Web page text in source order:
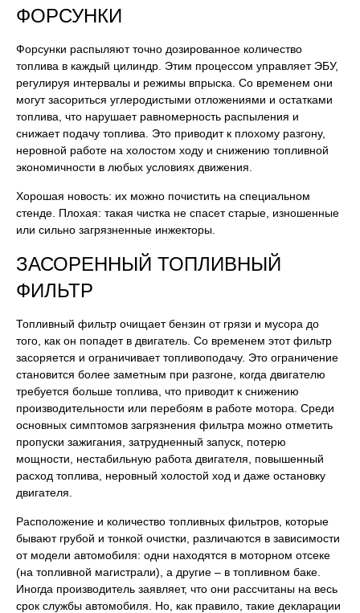
ФОРСУНКИ
Форсунки распыляют точно дозированное количество
топлива в каждый цилиндр. Этим процессом управляет ЭБУ,
регулируя интервалы и режимы впрыска. Со временем они
могут засориться углеродистыми отложениями и остатками
топлива, что нарушает равномерность распыления и
снижает подачу топлива. Это приводит к плохому разгону,
неровной работе на холостом ходу и снижению топливной
экономичности в любых условиях движения.
Хорошая новость: их можно почистить на специальном
стенде. Плохая: такая чистка не спасет старые, изношенные
или сильно загрязненные инжекторы.
ЗАСОРЕННЫЙ ТОПЛИВНЫЙ
ФИЛЬТР
Топливный фильтр очищает бензин от грязи и мусора до
того, как он попадет в двигатель. Со временем этот фильтр
засоряется и ограничивает топливоподачу. Это ограничение
становится более заметным при разгоне, когда двигателю
требуется больше топлива, что приводит к снижению
производительности или перебоям в работе мотора. Среди
основных симптомов загрязнения фильтра можно отметить
пропуски зажигания, затрудненный запуск, потерю
мощности, нестабильную работа двигателя, повышенный
расход топлива, неровный холостой ход и даже остановку
двигателя.
Расположение и количество топливных фильтров, которые
бывают грубой и тонкой очистки, различаются в зависимости
от модели автомобиля: одни находятся в моторном отсеке
(на топливной магистрали), а другие – в топливном баке.
Иногда производитель заявляет, что они рассчитаны на весь
срок службы автомобиля. Но, как правило, такие декларации